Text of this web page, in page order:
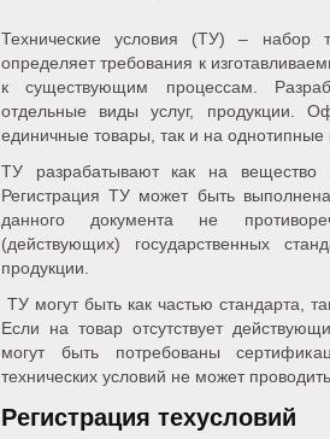
Технические условия (ТУ) – набор
определяет требования к
к существующим процессам.
отдельные виды услуг, продукции.
единичные товары, так и на однотипные
ТУ разрабатывают как на
Регистрация ТУ может быть
данного документа не
(действующих) государственных
продукции.
ТУ могут быть как частью стандарта,
Если на товар отсутствует
могут быть потребованы
технических условий не может
Регистрация техусловий